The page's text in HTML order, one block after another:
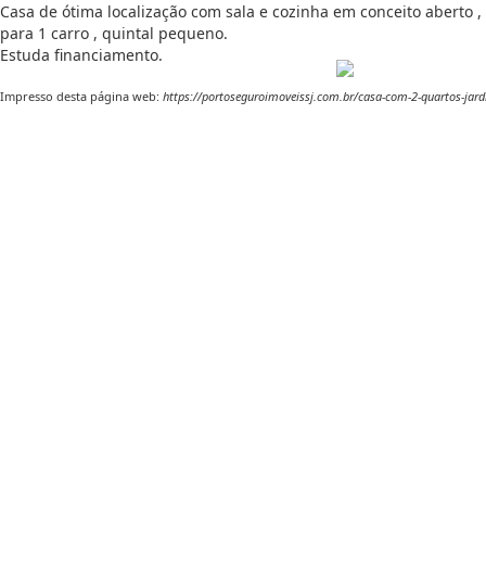
Casa de ótima localização com sala e cozinha em conceito
para 1 carro , quintal pequeno.
Estuda financiamento.
Impresso desta página web: https://portoseguroimoveissj.com.br/casa-com-2-quartos-